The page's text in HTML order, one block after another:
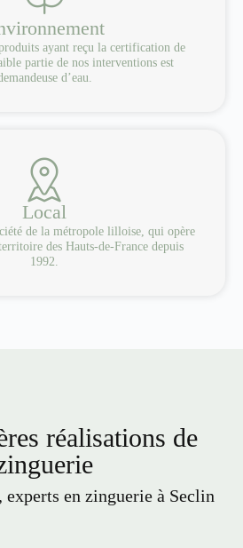
ayant reçu la certification de
partie de nos interventions est
d’eau.
Local
de la métropole lilloise, qui opère
des Hauts-de-France depuis
1992.
réalisations de
experts en zinguerie à Seclin